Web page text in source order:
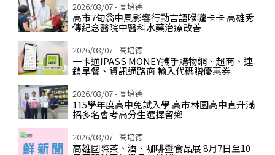
2026/08/07 - 高培德
高市7旬翁中風影響行動言語喉嚨卡卡 高雄秀
傳紀念醫院中醫科水藥治療改善
2026/08/07 - 高培德
一卡通IPASS MONEY攜手購物網、超商、連
鎖早餐、資訊通路商 輸入代碼贈優惠券
2026/08/07 - 高培德
115學年度高中免試入學 高市林園高中直升滿
招多名會考高分生選擇留鄉
2026/08/07 - 高培德
高雄國際茶、酒、咖啡暨食品展 8月7日至10